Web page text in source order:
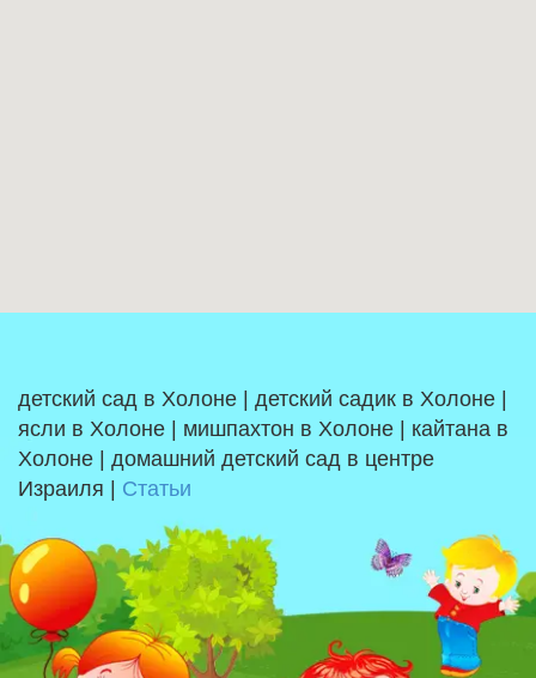
детский сад в Холоне | детский садик в Холоне |
ясли в Холоне | мишпахтон в Холоне | кайтана в
Холоне | домашний детский сад в центре
Израиля | Статьи